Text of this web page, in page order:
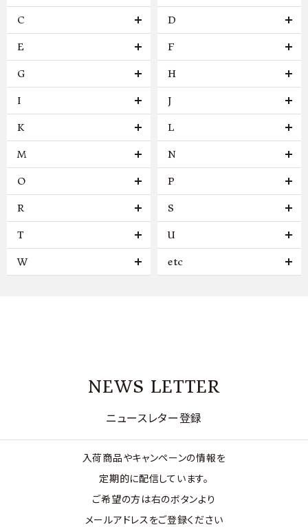
C D
E F
G H
I J
K L
M N
O P
R S
T U
W etc
NEWS LETTER
ニュースレター登録
入荷商品やキャンペーンの情報を
定期的に配信しています。
ご希望の方は右のボタンより
メールアドレスをご登録ください